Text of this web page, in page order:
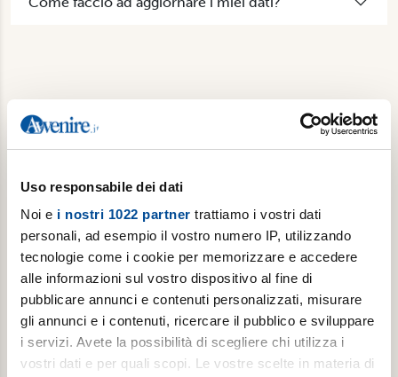
Uso responsabile dei dati
Noi e i nostri 1022 partner trattiamo i vostri dati
personali, ad esempio il vostro numero IP, utilizzando
tecnologie come i cookie per memorizzare e accedere
alle informazioni sul vostro dispositivo al fine di
pubblicare annunci e contenuti personalizzati, misurare
gli annunci e i contenuti, ricercare il pubblico e sviluppare
i servizi. Avete la possibilità di scegliere chi utilizza i
vostri dati e per quali scopi. Le vostre scelte in materia di
Non abbiamo risposto alla tua domanda? Contattaci.